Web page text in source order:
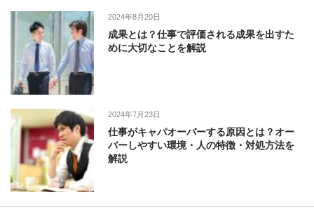
2024年8月20日
成果とは？仕事で評価される成果を出すた
めに大切なことを解説
2024年7月23日
仕事がキャパオーバーする原因とは？オー
バーしやすい環境・人の特徴・対処方法を
解説